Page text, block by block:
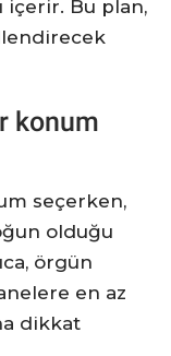
içerir. Bu plan,
konum
seçerken,
olduğu
örgün
en az
dikkat